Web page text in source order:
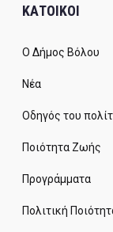
ΚΑΤΟΙΚΟΙ
Ο Δήμος Βόλου
Νέα
Οδηγός του
Ποιότητα Ζωής
Προγράμματα
Πολιτική